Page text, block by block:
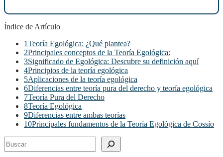
Índice de Artículo
1Teoría Egológica: ¿Qué plantea?
2Principales conceptos de la Teoría Egológica:
3Significado de Egológica: Descubre su definición aquí
4Principios de la teoría egológica
5Aplicaciones de la teoría egológica
6Diferencias entre teoría pura del derecho y teoría egológica
7Teoría Pura del Derecho
8Teoría Egológica
9Diferencias entre ambas teorías
10Principales fundamentos de la Teoría Egológica de Cossío
Buscar